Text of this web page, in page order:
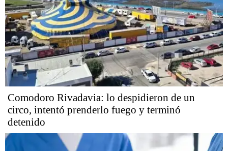
Comodoro Rivadavia: lo despidieron de un
circo, intentó prenderlo fuego y terminó
detenido